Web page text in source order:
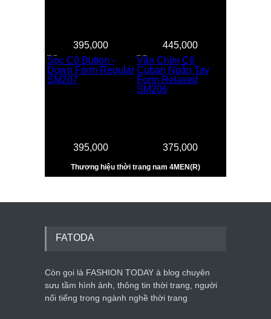
FATODA
Còn gọi là FASHION TODAY à blog chuyên
sưu tầm hình ảnh, thông tin thời trang, người
nổi tiếng trong ngành nghề thời trang